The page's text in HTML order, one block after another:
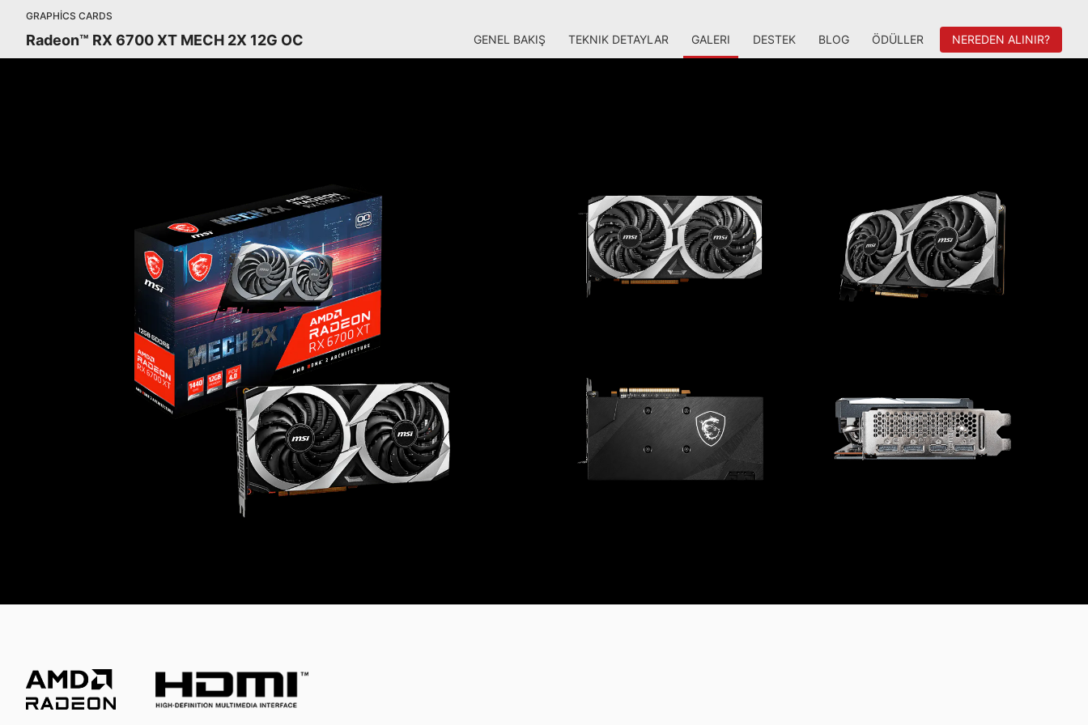
GRAPHICS CARDS
Radeon™ RX 6700 XT MECH 2X 12G OC GENEL BAKIŞ TEKNIK DETAYLAR GALERI DESTEK BLOG ÖDÜLLER NEREDEN ALINIR?